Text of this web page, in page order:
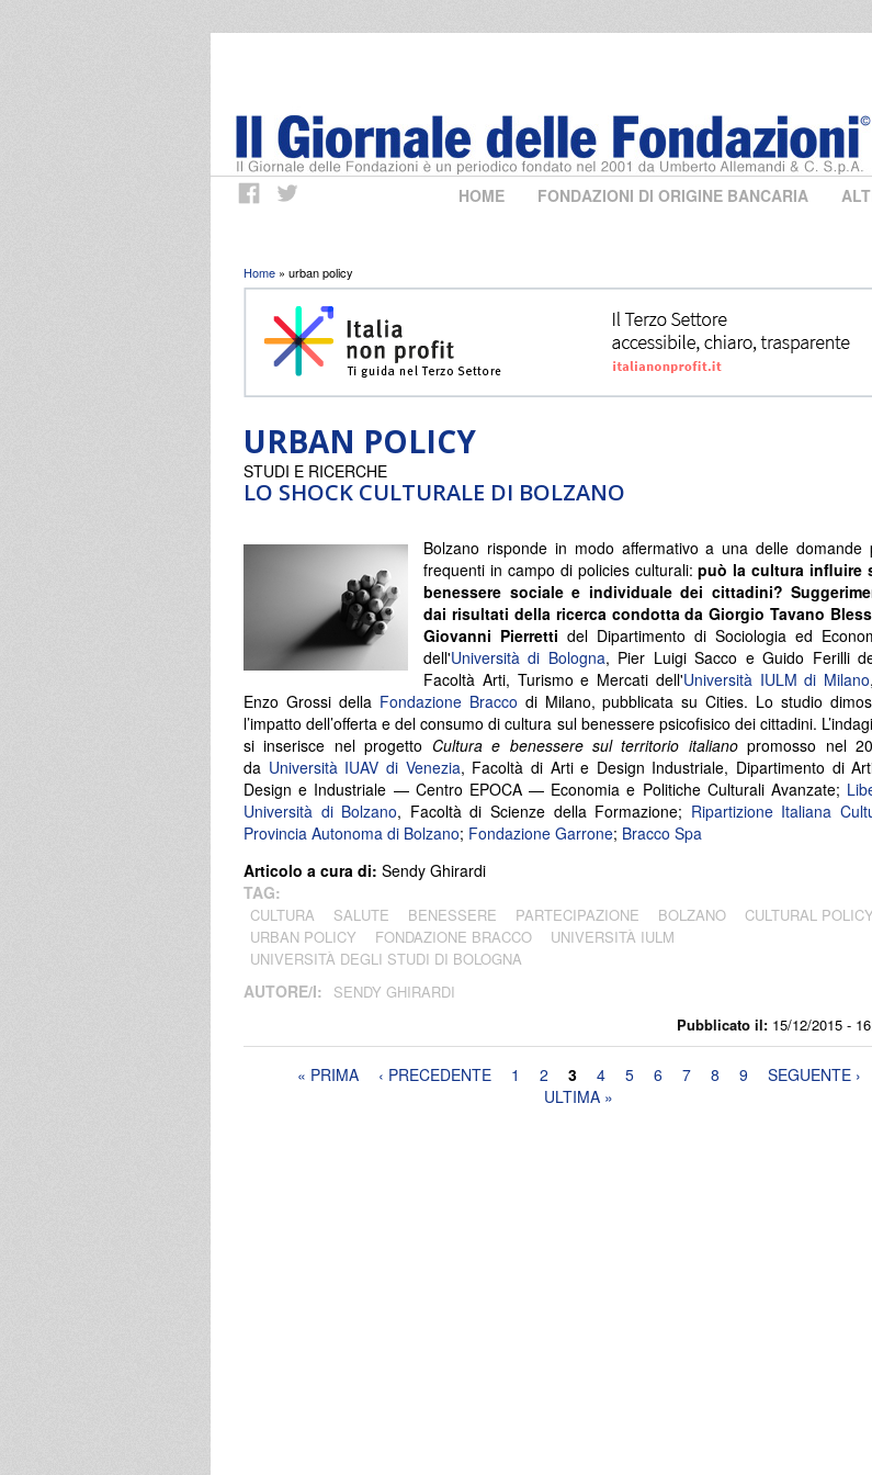
HOME FONDAZIONI DI ORIGINE BANCARIA
Tu sei qui
Home » urban policy
URBAN POLICY
LO SHOCK CULTURALE DI BOLZANO
Pubblicato il: 15/12/2015 -
STUDI E RICERCHE
Bolzano risponde in modo affermativo a una delle domande
frequenti in campo di policies culturali:può la cultura influire
benessere sociale e individuale dei cittadini?
dai risultati della ricerca condotta da Giorgio Tavano
Giovanni Pierretti del Dipartimento di Sociologia ed
dell'Università di Bologna, Pier Luigi Sacco e Guido Ferilli
Facoltà Arti, Turismo e Mercati dell'Università IULM di Milano
Enzo Grossi della Fondazione Bracco di Milano, pubblicata su Cities. Lo studio
l’impatto dell’offerta e del consumo di cultura sul benessere psicofisico dei cittadini.
si inserisce nel progetto Cultura e benessere sul territorio italianopromosso nel
da Università IUAV di Venezia, Facoltà di Arti e Design Industriale, Dipartimento di
Design e Industriale — Centro EPOCA — Economia e Politiche Culturali Avanzate;
Università di Bolzano, Facoltà di Scienze della Formazione; Ripartizione Italiana
Provincia Autonoma di Bolzano; Fondazione Garrone; Bracco Spa
Articolo a cura di: Sendy Ghirardi
TAG:
CULTURA SALUTE BENESSERE PARTECIPAZIONE BOLZANO
CULTURAL POLICY
URBAN POLICY
FONDAZIONE BRACCO
UNIVERSITÀ IULM
UNIVERSITÀ DEGLI STUDI DI BOLOGNA
AUTORE/I: SENDY GHIRARDI
Pagine« PRIMA ‹ PRECEDENTE 1 2 3 4 5 6 7 8 9
SEGUENTE ›
ULTIMA »